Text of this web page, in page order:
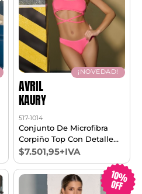
¡NOVEDAD!
AVRIL
KAURY
517-1014
Conjunto De Microfibra
Corpiño Top Con Detalle
En Escote, Cintura Con
Tiras Y Cola Less T1/3
$7.501,95+IVA
10%
OFF